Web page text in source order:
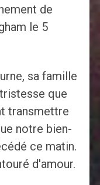
de
le 5
sa famille
que
transmettre
notre bien-
ce matin.
d'amour.